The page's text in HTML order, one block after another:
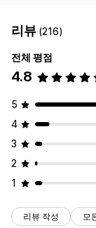
리뷰 (216)
전체 평점
4.8
5
4
3
2
1
리뷰 작성 모